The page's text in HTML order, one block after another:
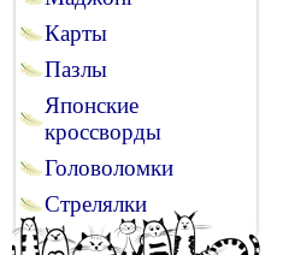
Карты
Пазлы
Японские
кроссворды
Головоломки
Стрелялки